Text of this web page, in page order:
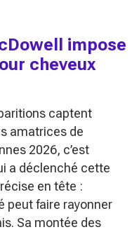
impose
cheveux
captent
amatrices de
2026, c’est
a déclenché cette
en tête :
peut faire rayonner
Sa montée des